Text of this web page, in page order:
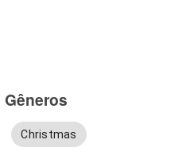
Gêneros
Christmas